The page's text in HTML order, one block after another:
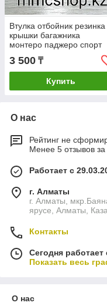
Втулка отбойник резинка
крышки багажника
монтеро паджеро спорт
1996-2007 MB331387
3 500 ₸
Купить
О нас
Рейтинг не
Менее 5 отзывов
Работает с
г. Алматы
г. Алматы,
ярусе, Алматы,
Контакты
Сегодня работает
Показать весь
О нас